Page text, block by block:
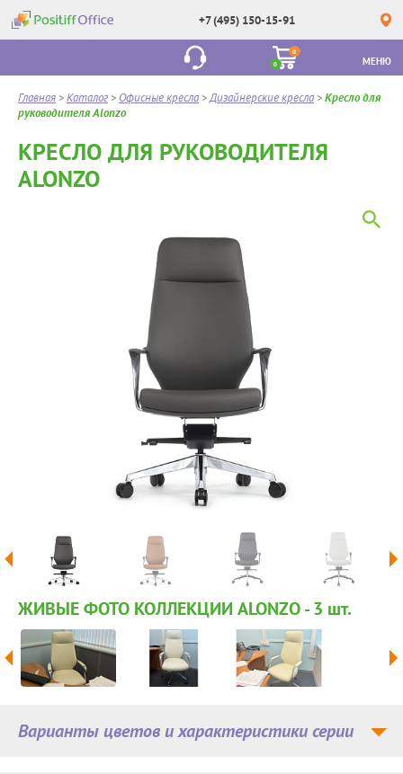
+7 (495) 150-15-91
0
0
МЕНЮ
Главная >Каталог > Офисные кресла >Дизайнерские кресла >Кресло для
руководителя Alonzo
КРЕСЛО ДЛЯ РУКОВОДИТЕЛЯ
ALONZO
ЖИВЫЕ ФОТО КОЛЛЕКЦИИ ALONZO - 3 шт.
Варианты цветов и характеристики серии